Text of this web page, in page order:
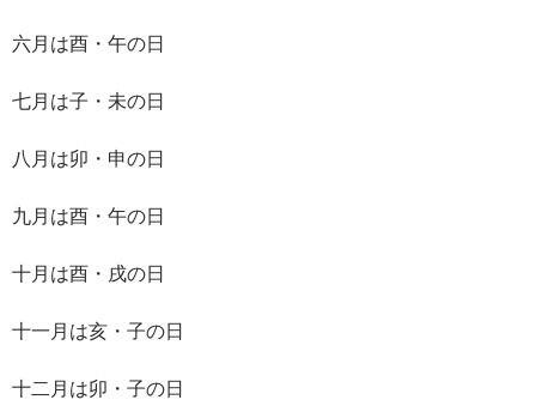
六月は酉・午の日
七月は子・未の日
八月は卯・申の日
九月は酉・午の日
十月は酉・戌の日
十一月は亥・子の日
十二月は卯・子の日